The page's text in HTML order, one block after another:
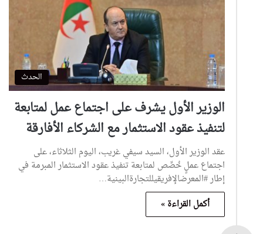
الحدث
الوزير الأول يشرف على اجتماع عمل لمتابعة
لتنفيذ عقود الاستثمار مع الشركاء الأفارقة
عقد الوزير الأول، السيد سيفي غريب، اليوم الثلاثاء، على
اجتماع عملٍ خُصِّص لمتابعة تنفيذ عقود الاستثمار المبرمة في
إطار #المعرضالإفريقيللتجارةالبينية…
أكمل القراءة »